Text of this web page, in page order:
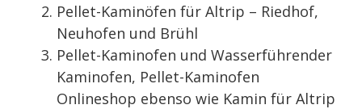
Pellet-Kaminöfen für Altrip – Riedhof,
Neuhofen und Brühl
Pellet-Kaminofen und Wasserführender
Kaminofen, Pellet-Kaminofen
Onlineshop ebenso wie Kamin für Altrip